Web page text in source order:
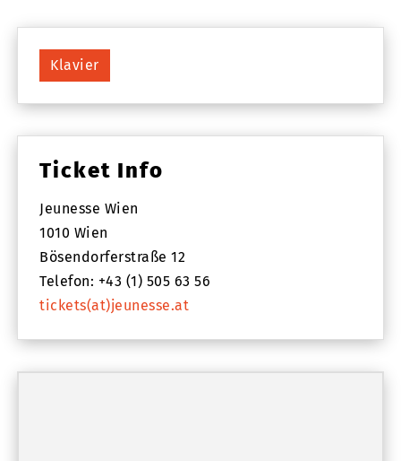
Klavier
Ticket Info
Jeunesse Wien
1010 Wien
Bösendorferstraße 12
Telefon: +43 (1) 505 63 56
tickets(at)jeunesse.at